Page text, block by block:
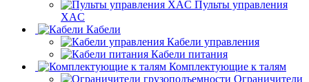
Пульты управления
XAC
Кабели
Кабели управления
Кабели питания
Комплектующие к талям
Ограничители